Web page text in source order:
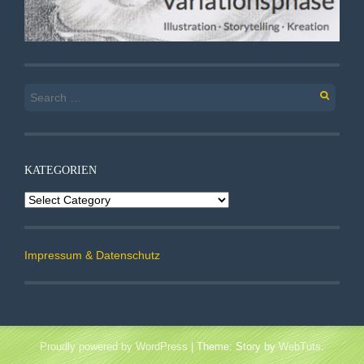
Search
KATEGORIEN
Kategorien
Impressum & Datenschutz
Proudly powered by WordPress | Theme: Story byWebTuts.